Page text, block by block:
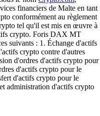
financiers de Malte en tant
conformément au règlement
tel qu'il est mis en œuvre à
crypto. Foris DAX MT
suivants : 1. Échange d'actifs
crypto contre d'autres
d'ordres d'actifs crypto pour
d'actifs crypto pour le
d'actifs crypto pour le
administration d'actifs crypto